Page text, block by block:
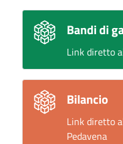
Bandi di
Link diretto
Bilancio
Link diretto
Pedavena